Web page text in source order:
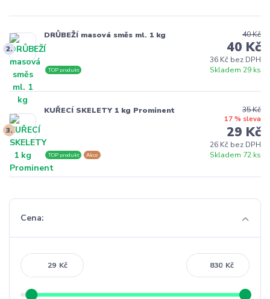
2.
DRŮBEŽÍ masová směs ml. 1 kg
Skladem 29 ks
TOP produkt
40 Kč
40 Kč
36 Kč bez DPH
3.
KUŘECÍ SKELETY 1 kg Prominent
Skladem 72 ks
TOP produkt Akce
35 Kč
17 % sleva
29 Kč
26 Kč bez DPH
Cena:
Kč Kč